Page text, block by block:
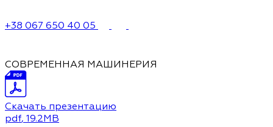
+38 067 650 40 05
СОВРЕМЕННАЯ МАШИНЕРИЯ
Скачать презентацию
pdf, 19.2MB